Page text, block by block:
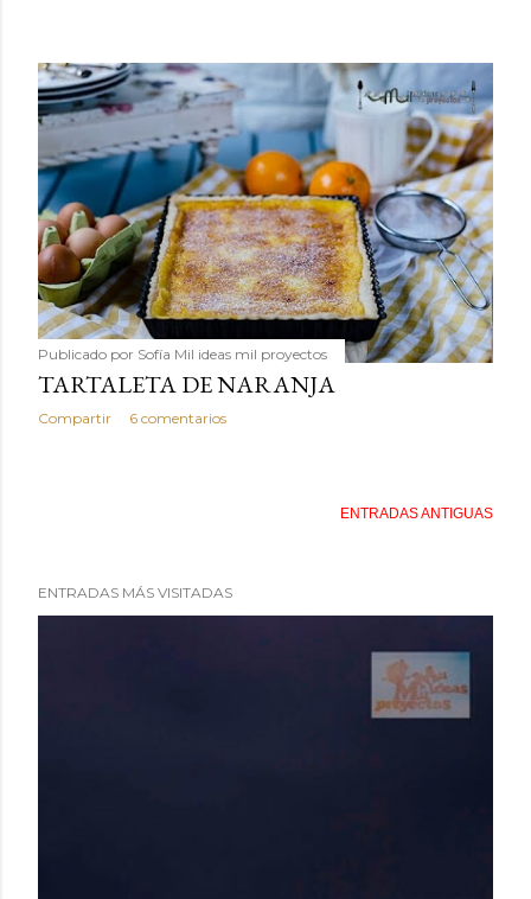
Publicado por Sofía Mil ideas mil proyectos
TARTALETA DE NARANJA
Compartir 6 comentarios
ENTRADAS ANTIGUAS
ENTRADAS MÁS VISITADAS